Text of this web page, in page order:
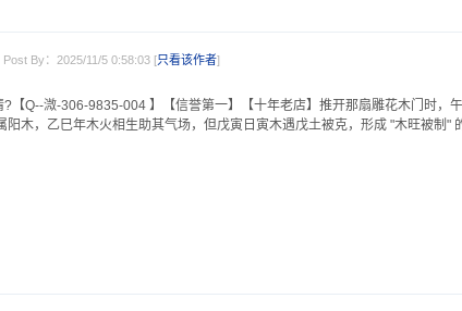
Post By：2025/11/5 0:58:03 [只看该作者]
【Q--溦-306-9835-004 】【信誉第一】【十年老店】推开那扇雕花木门时，
木，乙巳年木火相生助其气场，但戊寅日寅木遇戊土被克，形成 "木旺被制